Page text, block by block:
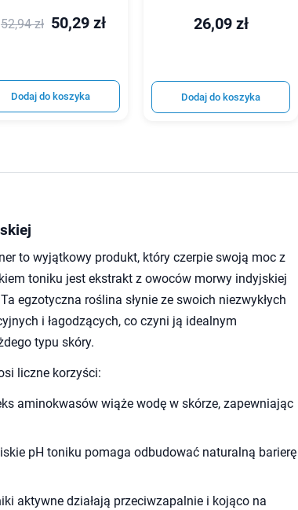
52,94 zł 50,29 zł
Dodaj do koszyka
26,09 zł
Dodaj do koszyka
to wyjątkowy produkt, który czerpie swoją moc z
toniku jest ekstrakt z owoców morwy indyjskiej
egzotyczna roślina słynie ze swoich niezwykłych
i łagodzących, co czyni ją idealnym
typu skóry.
liczne korzyści:
aminokwasów wiąże wodę w skórze, zapewniając
pH toniku pomaga odbudować naturalną barierę
aktywne działają przeciwzapalnie i kojąco na